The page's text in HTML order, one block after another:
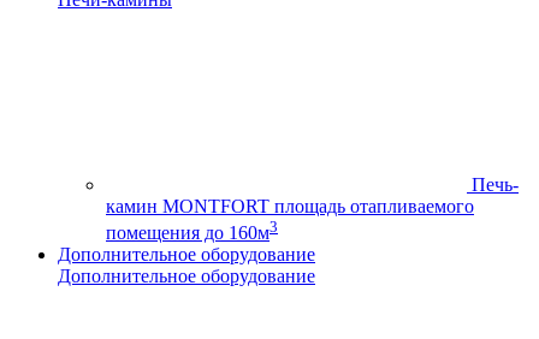
Печь-
камин MONTFORT площадь отапливаемого
помещения до 160м3
Дополнительное оборудование
Дополнительное оборудование